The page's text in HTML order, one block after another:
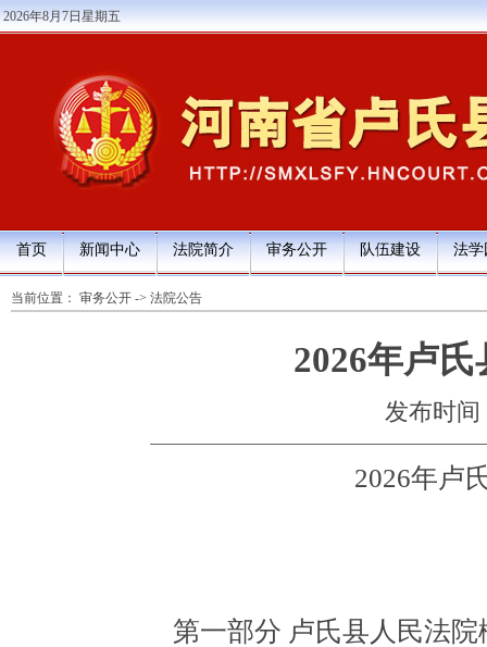
2026年8月7日星期五
首页 新闻中心 法院简介 审务公开 队伍建设 法学
当前位置： 审务公开 -> 法院公告
2026年卢
发布时间
2026年卢
第一部分 卢氏县人民法